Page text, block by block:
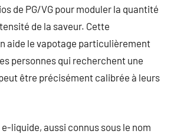
de PG/VG pour moduler la quantité
de la saveur. Cette
aide le vapotage particulièrement
personnes qui recherchent une
être précisément calibrée à leurs
liquide, aussi connus sous le nom